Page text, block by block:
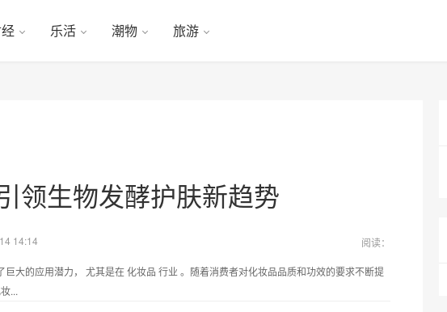
乐活 潮物 旅游
领生物发酵护肤新趋势
14:14 阅读：
大的应用潜力， 尤其是在 化妆品 行业 。随着消费者对化妆品品质和功效的要求不断提
...